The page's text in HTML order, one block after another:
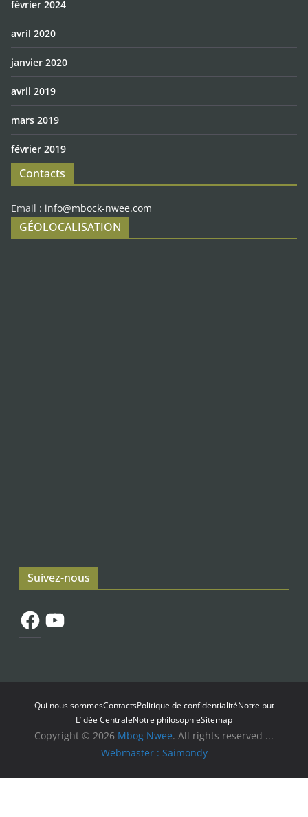
février 2024
avril 2020
janvier 2020
avril 2019
mars 2019
février 2019
Contacts
Email : info@mbock-nwee.com
GÉOLOCALISATION
Suivez-nous
FacebookYouTube
Qui nous sommesContactsPolitique de confidentialitéNotre but
L’idée CentraleNotre philosophieSitemap
Copyright © 2026 Mbog Nwee. All rights reserved ...
Webmaster : Saimondy